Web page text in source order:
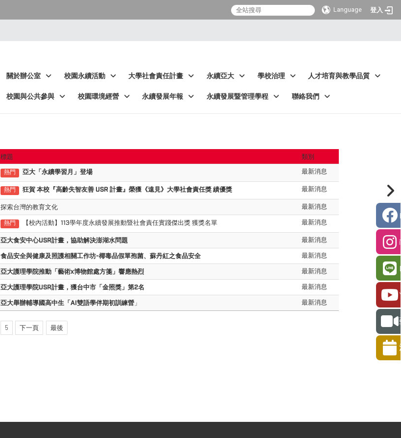
Language 登入
關於辦公室 校園永續活動 大學社會責任計畫 永續亞大 學校治理 人才培育與教學品質
校園與公共參與 校園環境經營 永續發展年報 永續發展暨管理學程 聯絡我們
標題
類別
熱門 亞大「永續學習月」登場 最新消息
熱門 狂賀 本校『高齡失智友善 USR 計畫』 榮獲《遠見》大學社會責任獎 績優獎 最新消息
探索台灣的教育文化
最新消息
熱門 【校內活動】113學年度永續發展推動暨社會責任實踐傑出獎 獲獎名單 最新消息
亞大食安中心USR計畫，協助解決澎湖水問題
最新消息
食品安全與健康及照護相關工作坊-椰毒品假單孢菌、蘇丹紅之食品安全
最新消息
亞大護理學院推動「藝術x博物館處方箋」響應熱烈
最新消息
亞大護理學院USR計畫，獲台中市「金照獎」第2名
最新消息
亞大舉辦輔導國高中生「AI雙語學伴期初訓練營」 最新消息
5 下一頁 最後